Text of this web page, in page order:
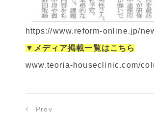
https://www.reform-online.jp/
▼メディア掲載一覧はこちら
www.teoria-houseclinic.com/
Prev